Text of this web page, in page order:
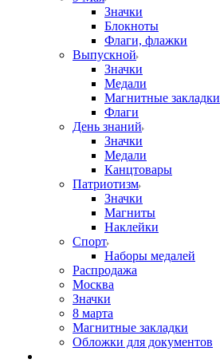
Значки
Блокноты
Флаги, флажки
Выпускной
Значки
Медали
Магнитные закладки
Флаги
День знаний
Значки
Медали
Канцтовары
Патриотизм
Значки
Магниты
Наклейки
Спорт
Наборы медалей
Распродажа
Москва
Значки
8 марта
Магнитные закладки
Обложки для документов